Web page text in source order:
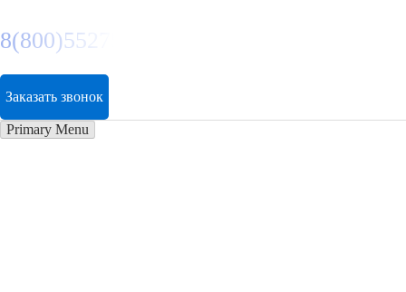
8(800)5527584
Заказать звонок
Primary Menu